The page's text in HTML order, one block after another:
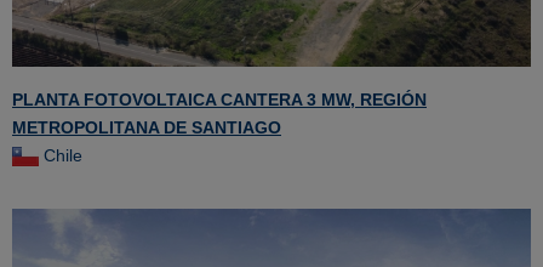
PLANTA FOTOVOLTAICA CANTERA 3 MW, REGIÓN
METROPOLITANA DE SANTIAGO
Chile